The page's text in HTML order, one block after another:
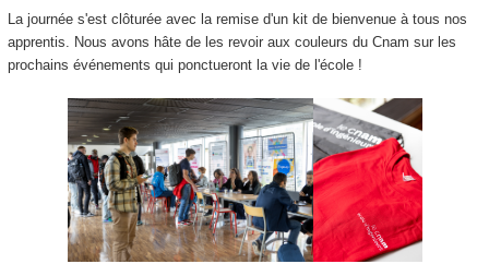
La journée s'est clôturée avec la remise d'un kit de bienvenue à tous nos
apprentis. Nous avons hâte de les revoir aux couleurs du Cnam sur les
prochains événements qui ponctueront la vie de l'école !